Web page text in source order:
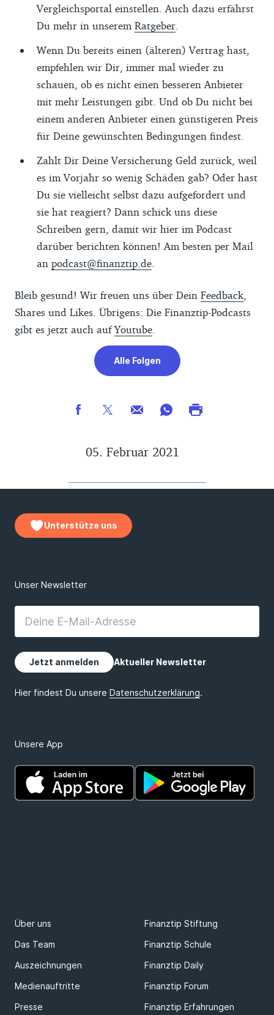
Vergleichsportal einstellen. Auch dazu erfährst
Du mehr in unserem Ratgeber
Wenn Du bereits einen (älteren) Vertrag hast,
empfehlen wir Dir, immer mal wieder zu
schauen, ob es nicht einen besseren Anbieter
mit mehr Leistungen gibt. Und ob Du nicht bei
einem anderen Anbieter einen günstigeren Preis
für Deine gewünschten Bedingungen findest.
Zahlt Dir Deine Versicherung Geld zurück, weil
es im Vorjahr so wenig Schäden gab? Oder hast
Du sie vielleicht selbst dazu aufgefordert und
sie hat reagiert? Dann schick uns diese
Schreiben gern, damit wir hier im Podcast
darüber berichten können! Am besten per Mail
an podcast@finanztip.de
Bleib gesund! Wir freuen uns über Dein Feedback
Shares und Likes. Übrigens: Die Finanztip-Podcasts
gibt es jetzt auch aufYoutube
Alle Folgen
05. Februar 2021
Unterstütze uns
Unsere App
Über uns
Finanztip Stiftung
Das Team
Finanztip Schule
Auszeichnungen
Finanztip Daily
Medienauftritte
Finanztip Forum
Presse
Finanztip Erfahrungen